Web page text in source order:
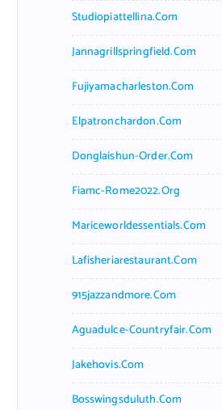
Studiopiattellina.com
Jannagrillspringfield.com
Fujiyamacharleston.com
Elpatronchardon.com
Donglaishun-Order.com
Fiamc-Rome2022.org
Mariceworldessentials.com
Lafisheriarestaurant.com
915jazzandmore.com
Aguadulce-Countryfair.com
Jakehovis.com
Bosswingsduluth.com